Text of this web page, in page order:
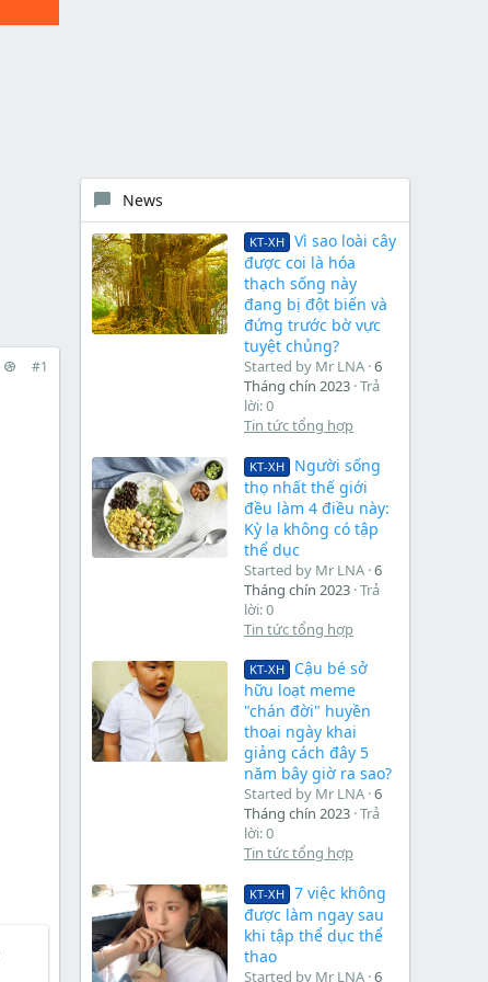
#1
News
KT-XH
Vì sao loài cây
được coi là hóa
thạch sống này
đang bị đột biến và
đứng trước bờ vực
tuyệt chủng?
Started by Mr LNA 6
Tháng chín 2023 Trả
lời: 0
Tin tức tổng hợp
KT-XH
Người sống
thọ nhất thế giới
đều làm 4 điều này:
Kỳ lạ không có tập
thể dục
Started by Mr LNA 6
Tháng chín 2023 Trả
lời: 0
Tin tức tổng hợp
KT-XH
Cậu bé sở
hữu loạt meme
"chán đời" huyền
thoại ngày khai
giảng cách đây 5
năm bây giờ ra sao?
Started by Mr LNA 6
Tháng chín 2023 Trả
lời: 0
Tin tức tổng hợp
KT-XH
7 việc không
được làm ngay sau
khi tập thể dục thể
thao
Started by Mr LNA 6